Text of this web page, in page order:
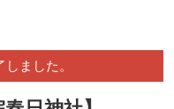
ました。